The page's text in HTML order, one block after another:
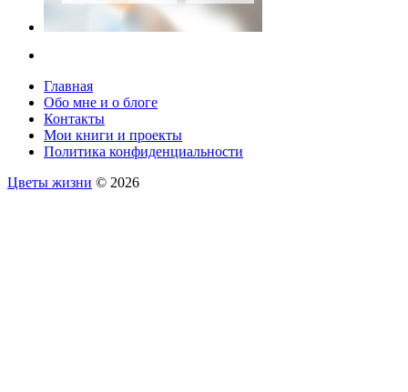
Главная
Обо мне и о блоге
Контакты
Мои книги и проекты
Политика конфиденциальности
Цветы жизни © 2026